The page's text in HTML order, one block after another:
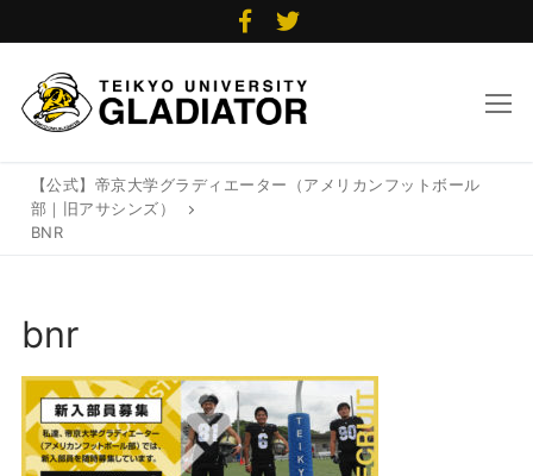
ン
【公式】帝京大学グラディエーター（アメリカンフットボール
部｜旧アサシンズ）
BNR
bnr